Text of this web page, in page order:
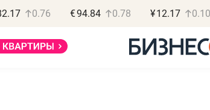
0.76 €94.84 0.78 ¥12.17 0.10